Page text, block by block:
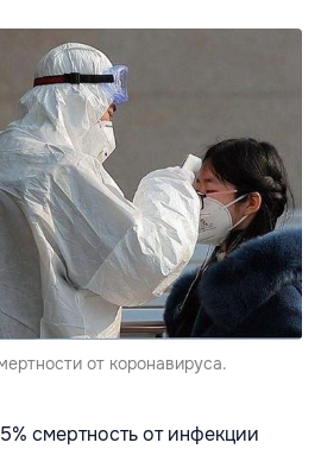
от коронавируса.
смертность от инфекции